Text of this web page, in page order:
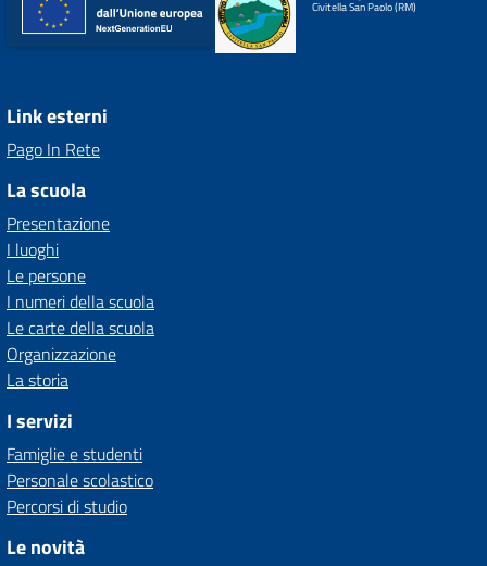
Civitella San Paolo (RM)
Link esterni
Pago In Rete
La scuola
Presentazione
I luoghi
Le persone
I numeri della scuola
Le carte della scuola
Organizzazione
La storia
I servizi
Famiglie e studenti
Personale scolastico
Percorsi di studio
Le novità